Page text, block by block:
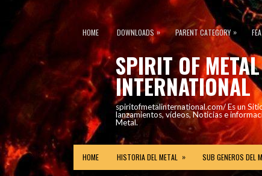
HOME DOWNLOADS » PARENT CATEGORY »
SPIRIT OF METAL
INTERNATIONAL
spiritofmetalinternational.com/ Es un
lanzamientos, vídeos, Noticias e
Metal.
HOME HISTORIA DEL METAL » SUB GENEROS DEL